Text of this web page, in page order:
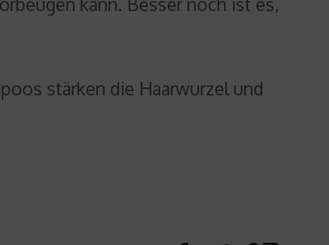
stärken die Haarwurzel und